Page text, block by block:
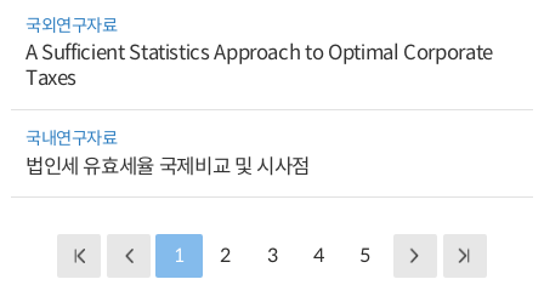
국외연구자료
A Sufficient Statistics Approach to Optimal Corporate
Taxes
국내연구자료
법인세 유효세율 국제비교 및 시사점
1 2 3 4 5